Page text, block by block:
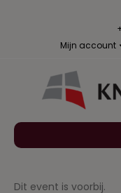
Mijn account
Dit event is voorbij.